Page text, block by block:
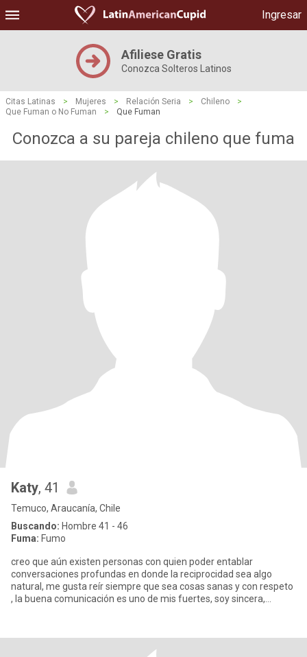
Ingresar
Afiliese Gratis
Conozca Solteros Latinos
Citas Latinas > Mujeres > Relación Seria > Chileno
>
Que Fuman o No Fuman
> Que Fuman
Conozca a su pareja chileno que fuma
Katy, 41
Temuco, Araucanía, Chile
Buscando: Hombre 41 - 46
Fuma: Fumo
creo que aún existen personas con quien poder entablar
conversaciones profundas en donde la reciprocidad sea algo
natural, me gusta reír siempre que sea cosas sanas y con respeto
, la buena comunicación es uno de mis fuertes, soy sincera,